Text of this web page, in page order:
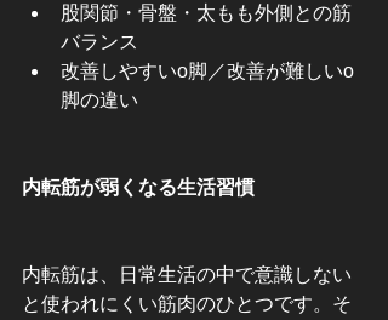
股関節・骨盤・太もも外側との筋
バランス
改善しやすいo脚／改善が難しいo
脚の違い
内転筋が弱くなる生活習慣
内転筋は、日常生活の中で意識しない
と使われにくい筋肉のひとつです。そ